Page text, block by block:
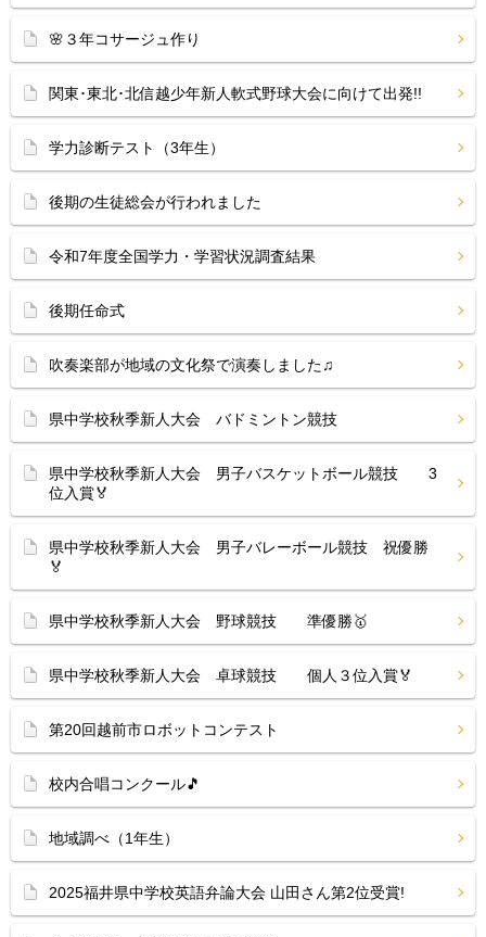
🌸３年コサージュ作り
関東･東北･北信越少年新人軟式野球大会に向けて出発!!
学力診断テスト（3年生）
後期の生徒総会が行われました
令和7年度全国学力・学習状況調査結果
後期任命式
吹奏楽部が地域の文化祭で演奏しました♫
県中学校秋季新人大会 バドミントン競技
県中学校秋季新人大会 男子バスケットボール競技 3
位入賞🏅
県中学校秋季新人大会 男子バレーボール競技 祝優勝
🏅
県中学校秋季新人大会 野球競技 準優勝🥇
県中学校秋季新人大会 卓球競技 個人３位入賞🏅
第20回越前市ロボットコンテスト
校内合唱コンクール🎵
地域調べ（1年生）
2025福井県中学校英語弁論大会 山田さん第2位受賞!